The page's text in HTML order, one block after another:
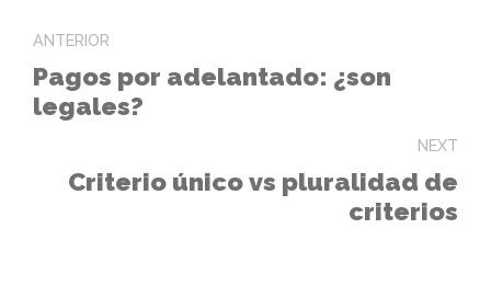
ANTERIOR
Pagos por adelantado: ¿son
legales?
NEXT
Criterio único vs pluralidad de
criterios